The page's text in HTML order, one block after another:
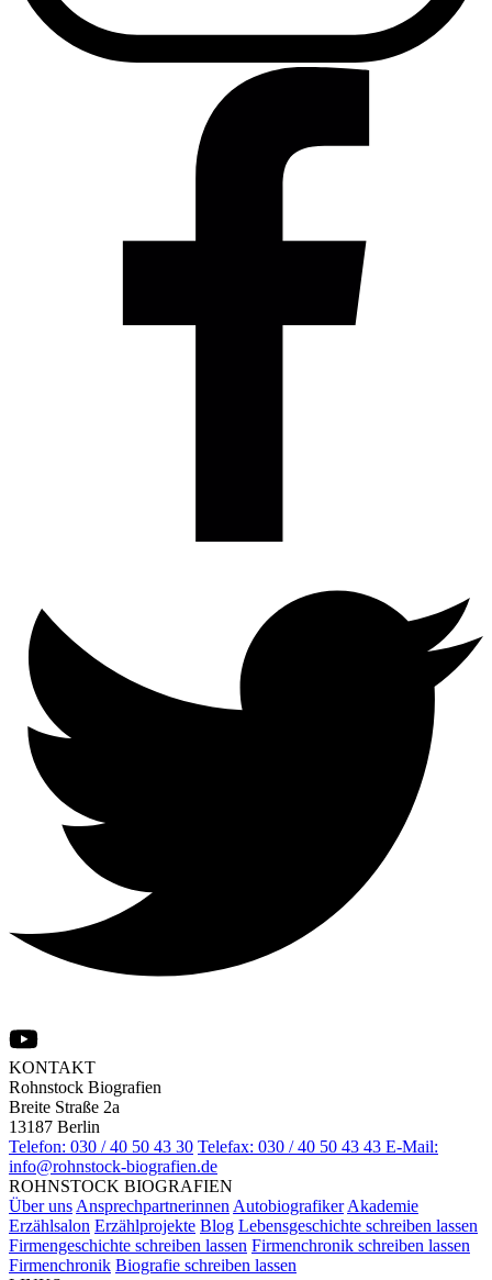
KONTAKT
Rohnstock Biografien
Breite Straße 2a
13187 Berlin
Telefon: 030 / 40 50 43 30 Telefax: 030 / 40 50 43 43 E-Mail:
info@rohnstock-biografien.de
ROHNSTOCK BIOGRAFIEN
Über uns Ansprechpartnerinnen Autobiografiker Akademie
Erzählsalon Erzählprojekte Blog Lebensgeschichte schreiben lassen
Firmengeschichte schreiben lassen Firmenchronik schreiben lassen
Firmenchronik Biografie schreiben lassen